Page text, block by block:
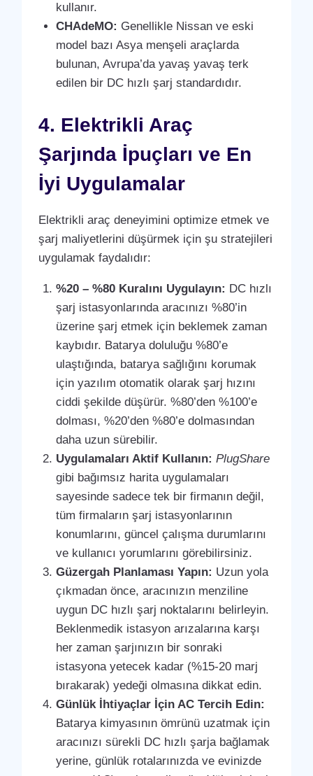
kullanır.
CHAdeMO: Genellikle Nissan ve eski
model bazı Asya menşeli araçlarda
bulunan, Avrupa’da yavaş yavaş terk
edilen bir DC hızlı şarj standardıdır.
4. Elektrikli Araç
Şarjında İpuçları ve En
İyi Uygulamalar
Elektrikli araç deneyimini optimize etmek ve
şarj maliyetlerini düşürmek için şu stratejileri
uygulamak faydalıdır:
%20 – %80 Kuralını Uygulayın: DC hızlı
şarj istasyonlarında aracınızı %80’in
üzerine şarj etmek için beklemek zaman
kaybıdır. Batarya doluluğu %80’e
ulaştığında, batarya sağlığını korumak
için yazılım otomatik olarak şarj hızını
ciddi şekilde düşürür. %80’den %100’e
dolması, %20’den %80’e dolmasından
daha uzun sürebilir.
Uygulamaları Aktif Kullanın: PlugShare
gibi bağımsız harita uygulamaları
sayesinde sadece tek bir firmanın değil,
tüm firmaların şarj istasyonlarının
konumlarını, güncel çalışma durumlarını
ve kullanıcı yorumlarını görebilirsiniz.
Güzergah Planlaması Yapın: Uzun yola
çıkmadan önce, aracınızın menziline
uygun DC hızlı şarj noktalarını belirleyin.
Beklenmedik istasyon arızalarına karşı
her zaman şarjınızın bir sonraki
istasyona yetecek kadar (%15-20 marj
bırakarak) yedeği olmasına dikkat edin.
Günlük İhtiyaçlar İçin AC Tercih Edin:
Batarya kimyasının ömrünü uzatmak için
aracınızı sürekli DC hızlı şarja bağlamak
yerine, günlük rotalarınızda ve evinizde